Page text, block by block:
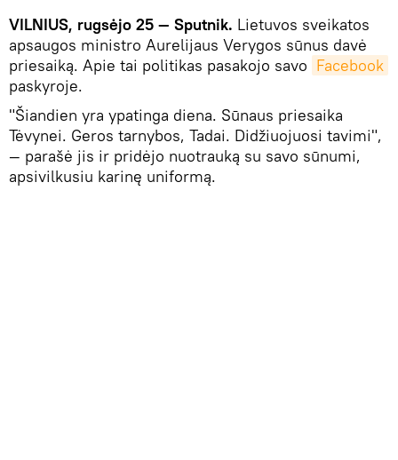
VILNIUS, rugsėjo 25 — Sputnik. Lietuvos sveikatos
apsaugos ministro Aurelijaus Verygos sūnus davė
priesaiką. Apie tai politikas pasakojo savo Facebook
paskyroje.
"Šiandien yra ypatinga diena. Sūnaus priesaika
Tėvynei. Geros tarnybos, Tadai. Didžiuojuosi tavimi",
— parašė jis ir pridėjo nuotrauką su savo sūnumi,
apsivilkusiu karinę uniformą.